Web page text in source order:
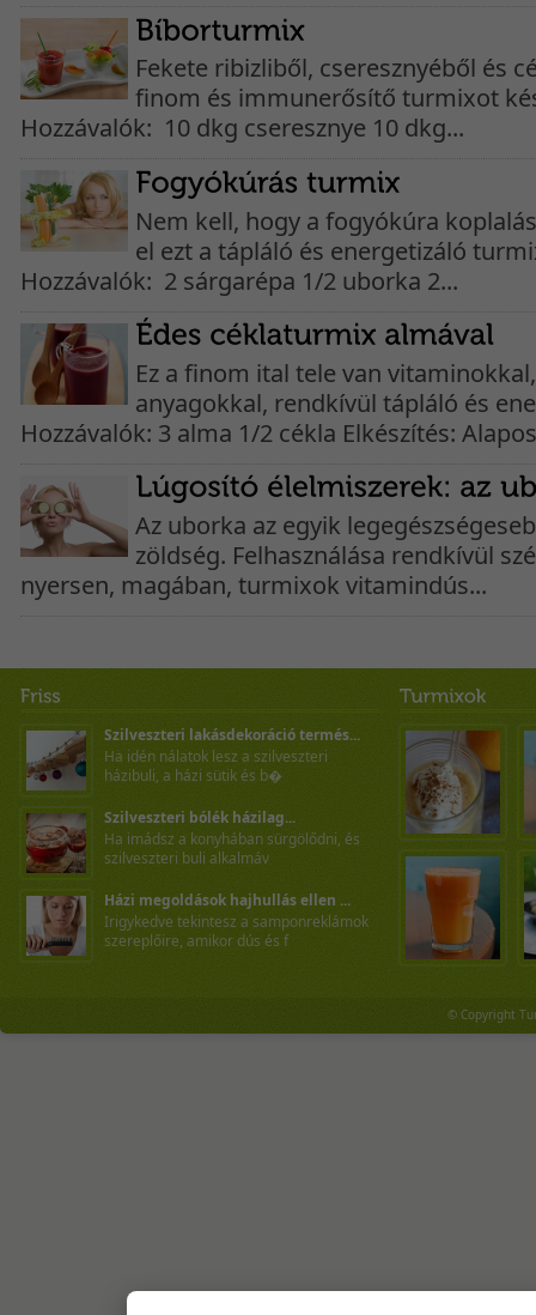
Fekete ribizliből, cseresznyéből és
finom és immunerősítő turmixot
Hozzávalók: 10 dkg cseresznye 10 dkg...
Nem kell, hogy a fogyókúra
el ezt a tápláló és energetizáló
Hozzávalók: 2 sárgarépa 1/2 uborka 2...
Ez a finom ital tele van
anyagokkal, rendkívül tápláló és
Hozzávalók: 3 alma 1/2 cékla Elkészítés:
Az uborka az egyik
zöldség. Felhasználása rendkívül
nyersen, magában, turmixok vitamindús...
Szilveszteri lakásdekoráció termés...
Ha idén nálatok lesz a szilveszteri
házibuli, a házi sütik és b�
Szilveszteri bólék házilag...
Ha imádsz a konyhában sürgölődni, és
szilveszteri buli alkalmáv
Házi megoldások hajhullás ellen ...
Irigykedve tekintesz a samponreklámok
szereplőire, amikor dús és f
© Copyright